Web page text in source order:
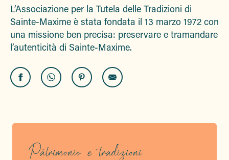
L’Associazione per la Tutela delle Tradizioni di
Sainte-Maxime è stata fondata il 13 marzo 1972 con
una missione ben precisa: preservare e tramandare
l’autenticità di Sainte-Maxime.
Patrimonio e tradizioni